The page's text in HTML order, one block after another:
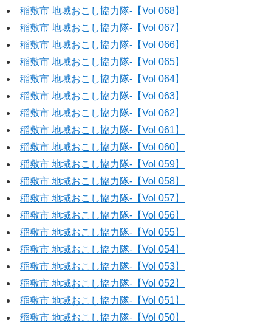
稲敷市 地域おこし協力隊‐【Vol 068】
稲敷市 地域おこし協力隊‐【Vol 067】
稲敷市 地域おこし協力隊‐【Vol 066】
稲敷市 地域おこし協力隊‐【Vol 065】
稲敷市 地域おこし協力隊‐【Vol 064】
稲敷市 地域おこし協力隊‐【Vol 063】
稲敷市 地域おこし協力隊‐【Vol 062】
稲敷市 地域おこし協力隊‐【Vol 061】
稲敷市 地域おこし協力隊‐【Vol 060】
稲敷市 地域おこし協力隊‐【Vol 059】
稲敷市 地域おこし協力隊‐【Vol 058】
稲敷市 地域おこし協力隊‐【Vol 057】
稲敷市 地域おこし協力隊‐【Vol 056】
稲敷市 地域おこし協力隊‐【Vol 055】
稲敷市 地域おこし協力隊‐【Vol 054】
稲敷市 地域おこし協力隊‐【Vol 053】
稲敷市 地域おこし協力隊‐【Vol 052】
稲敷市 地域おこし協力隊‐【Vol 051】
稲敷市 地域おこし協力隊‐【Vol 050】